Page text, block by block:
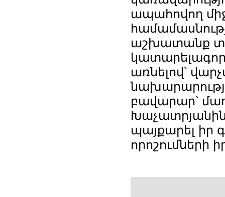
ապահովող
աշխատանք
առնելով՝
բավարար՝
Խաչատրյանին
պայքարել իր
որոշումների